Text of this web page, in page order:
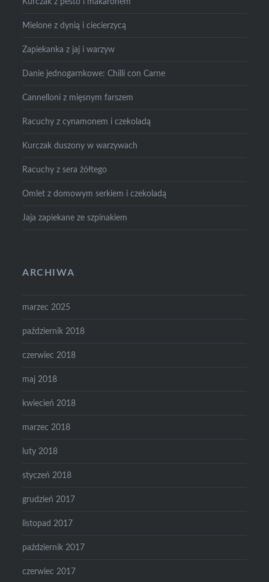
Mielone z dynią i ciecierzycą
Zapiekanka z jaj i warzyw
Danie jednogarnkowe: Chilli con Carne
Cannelloni z mięsnym farszem
Racuchy z cynamonem i czekoladą
Kurczak duszony w warzywach
Racuchy z sera żółtego
Omlet z domowym serkiem i czekoladą
Jaja zapiekane ze szpinakiem
ARCHIWA
marzec 2025
październik 2018
czerwiec 2018
maj 2018
kwiecień 2018
marzec 2018
luty 2018
styczeń 2018
grudzień 2017
listopad 2017
październik 2017
czerwiec 2017